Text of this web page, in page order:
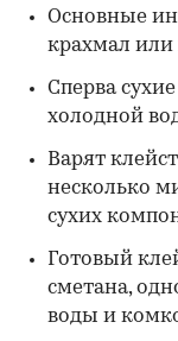
Основные
крахмал или
Сперва
холодной
Варят
несколько
сухих
Готовый
сметана,
воды и